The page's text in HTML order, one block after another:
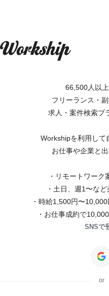
66,500人以上
フリーランス・
求人・案件検索プ
Workshipを利用して
お仕事や企業と
・リモートワーク
・土日、週1〜な
・時給1,500円〜
・お仕事成約で
SNSで
or